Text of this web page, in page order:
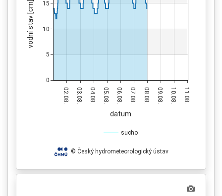
02.08. 03.08. 04.08. 05.08. 06.08. 07.08. 08.08. 09.08. 10.08. 11.08.
0
5
10
15
sucho
datum
vodní stav [cm]
© Český hydrometeorologický ústav